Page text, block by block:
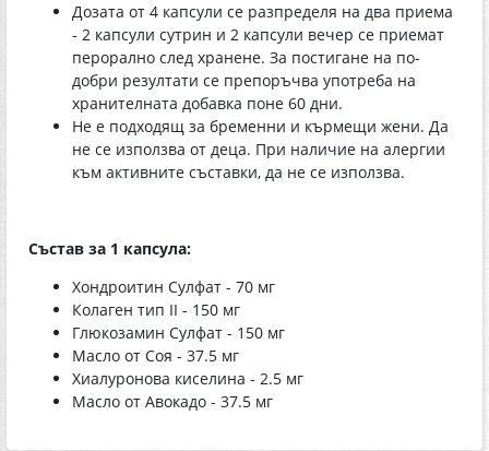
Дозата от 4 капсули се разпределя на два приема
- 2 капсули сутрин и 2 капсули вечер се приемат
перорално след хранене. За постигане на по-
добри резултати се препоръчва употреба на
хранителната добавка поне 60 дни.
Не е подходящ за бременни и кърмещи жени. Да
не се използва от деца. При наличие на алергии
към активните съставки, да не се използва.
Състав за 1 капсула:
Хондроитин Сулфат - 70 мг
Колаген тип II - 150 мг
Глюкозамин Сулфат - 150 мг
Масло от Соя - 37.5 мг
Хиалуронова киселина - 2.5 мг
Масло от Авокадо - 37.5 мг